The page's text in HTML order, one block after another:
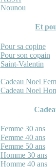
Nounou
Et
Pour sa copine
Pour son copain
Saint-Valentin
Cadeau Noel
Cadeau Noel
Femme 30 ans
Femme 40 ans
Femme 50 ans
Homme 30 ans
Homme 40 ans